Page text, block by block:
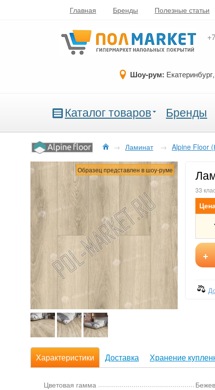
Главная Бренды Полезные статьи
Шоу-рум:
Каталог товаров Бренды
→ Ламинат → Alpine Floor
Образец представлен в шоу-руме
33
+
Характеристики Доставка Хранение
Цветовая гамма